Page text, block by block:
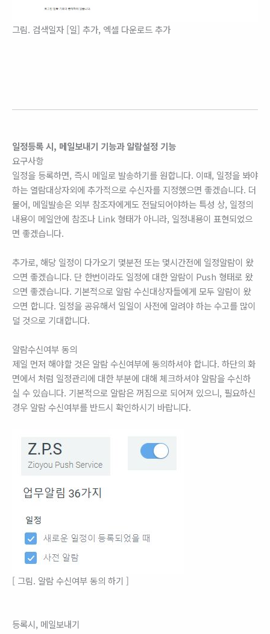
그림. 검색일자 [일] 추가, 엑셀 다운로드 추가
일정등록 시, 메일보내기 기능과 알람설정 기능
요구사항
일정을 등록하면, 즉시 메일로 발송하기를 원합니다. 이때, 일정을 봐야
하는 열람대상자외에 추가적으로 수신자를 지정했으면 좋겠습니다. 더
불어, 메일발송은 외부 참조자에게도 전달되어야하는 특성 상, 일정의
내용이 메일안에 참조나 Link 형태가 아니라, 일정내용이 표현되었으
면 좋겠습니다.
추가로, 해당 일정이 다가오기 몇분전 또는 몇시간전에 일정알람이 왔
으면 좋겠습니다. 단 한번이라도 일정에 대한 알람이 Push 형태로 왔
으면 좋겠습니다. 기본적으로 알람 수신대상자들에게 모두 알람이 왔
으면 합니다. 일정을 공유해서 일일이 사전에 알려야 하는 수고를 많이
덜 것으로 기대합니다.
알람수신여부 동의
제일 먼저 해야할 것은 알람 수신여부에 동의하셔야 합니다. 하단의 화
면에서 처럼 일정관리에 대한 부분에 대해 체크하셔야 알람을 수신하
실 수 있습니다. 기본적으로 알람은 꺼짐으로 되어져 있으니, 필요하신
경우 알람 수신여부를 반드시 확인하시기 바랍니다.
[ 그림. 알람 수신여부 동의 하기 ]
등록시, 메일보내기